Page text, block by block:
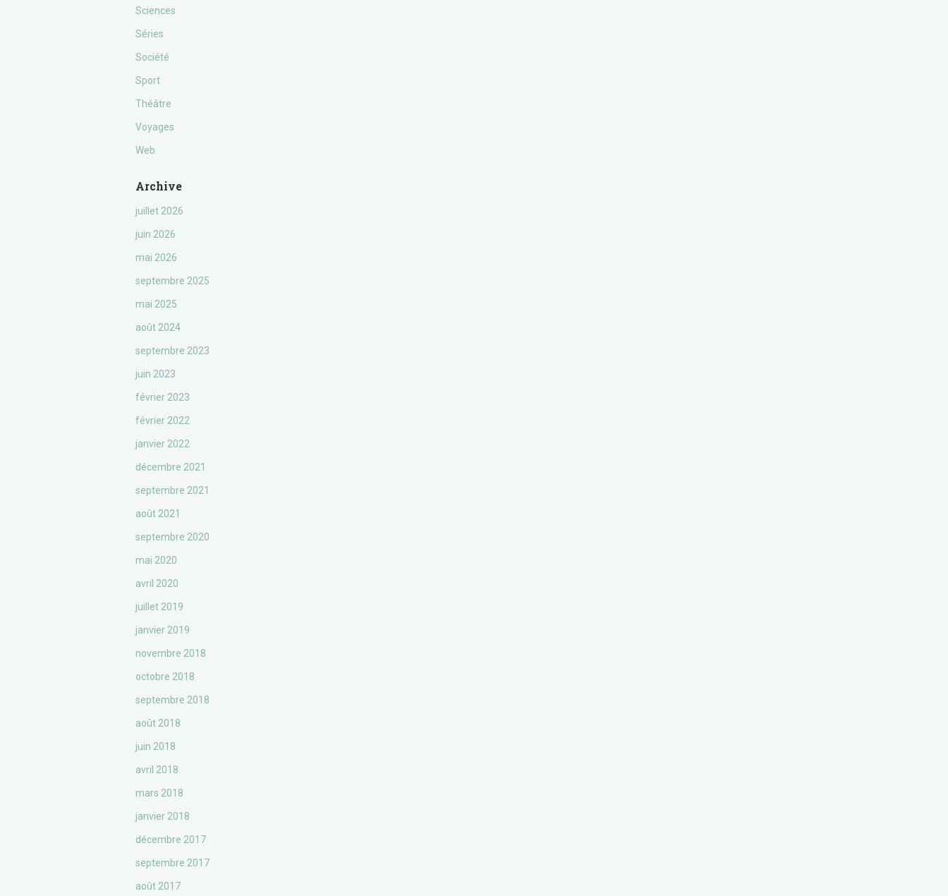
Sciences
Séries
Société
Sport
Théâtre
Voyages
Web
Archive
juillet 2026
juin 2026
mai 2026
septembre 2025
mai 2025
août 2024
septembre 2023
juin 2023
février 2023
février 2022
janvier 2022
décembre 2021
septembre 2021
août 2021
septembre 2020
mai 2020
avril 2020
juillet 2019
janvier 2019
novembre 2018
octobre 2018
septembre 2018
août 2018
juin 2018
avril 2018
mars 2018
janvier 2018
décembre 2017
septembre 2017
août 2017